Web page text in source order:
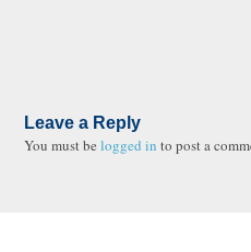
Leave a Reply
You must be logged in to post a